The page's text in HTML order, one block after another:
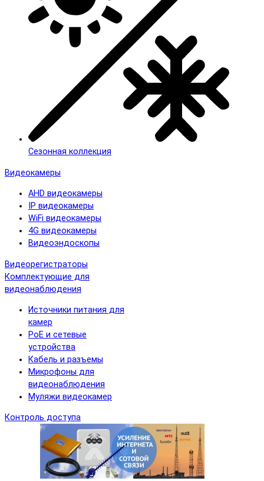
Сезонная коллекция
Видеокамеры
AHD видеокамеры
IP видеокамеры
WiFi видеокамеры
4G видеокамеры
Видеоэндоскопы
Видеорегистраторы
Комплектующие для
видеонаблюдения
Источники питания для
камер
PoE и сетевые
устройства
Кабель и разъемы
Микрофоны для
видеонаблюдения
Муляжи видеокамер
Контроль доступа